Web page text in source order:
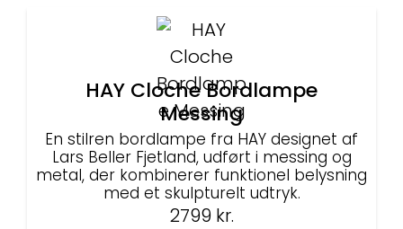
HAY Cloche Bordlampe
Messing
En stilren bordlampe fra HAY designet af
Lars Beller Fjetland, udført i messing og
metal, der kombinerer funktionel belysning
med et skulpturelt udtryk.
2799 kr.